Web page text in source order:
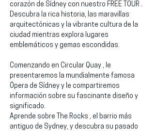
corazón de Sídney con nuestro FREE TOUR .
Descubra la rica historia, las maravillas
arquitectónicas y la vibrante cultura de la
ciudad mientras explora lugares
emblemáticos y gemas escondidas.
Comenzando en Circular Quay , le
presentaremos la mundialmente famosa
Ópera de Sídney y le compartiremos
información sobre su fascinante diseño y
significado.
Aprende sobre The Rocks , el barrio más
antiguo de Sydney, y descubra su pasado